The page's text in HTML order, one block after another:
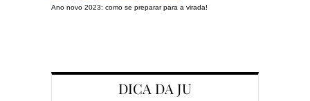
Ano novo 2023: como se preparar para a virada!
DICA DA JU